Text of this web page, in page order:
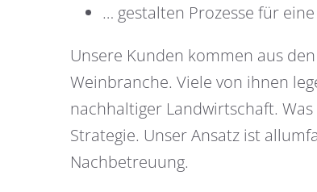
… gestalten Prozesse für
Unsere Kunden kommen aus
Weinbranche. Viele von ihnen
nachhaltiger Landwirtschaft.
Strategie. Unser Ansatz ist
Nachbetreuung.